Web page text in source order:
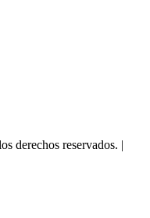
derechos reservados. |